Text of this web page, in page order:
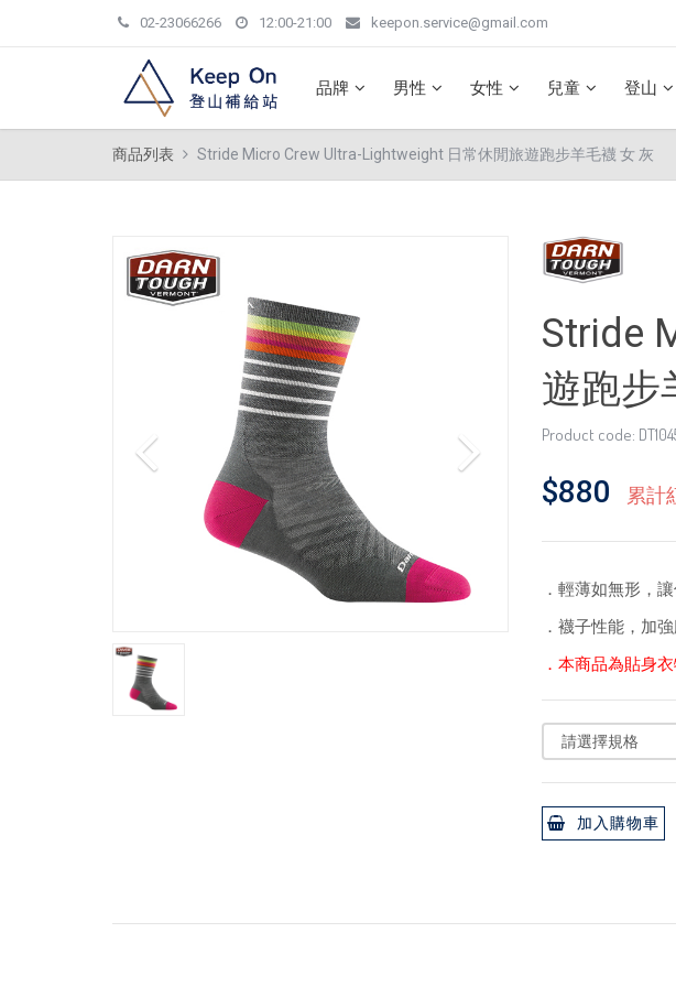
02-23066266 12:00-21:00 keepon.service@gmail.com
品牌 男性 女性 兒童 登山
商品列表 Stride Micro Crew Ultra-Lightweight 日常休閒旅遊跑步羊毛襪 女 灰
Stride
遊跑步
Product code:
$880 累計
．輕薄如無形，
．襪子性能，加
．本商品為貼身
加入購物車